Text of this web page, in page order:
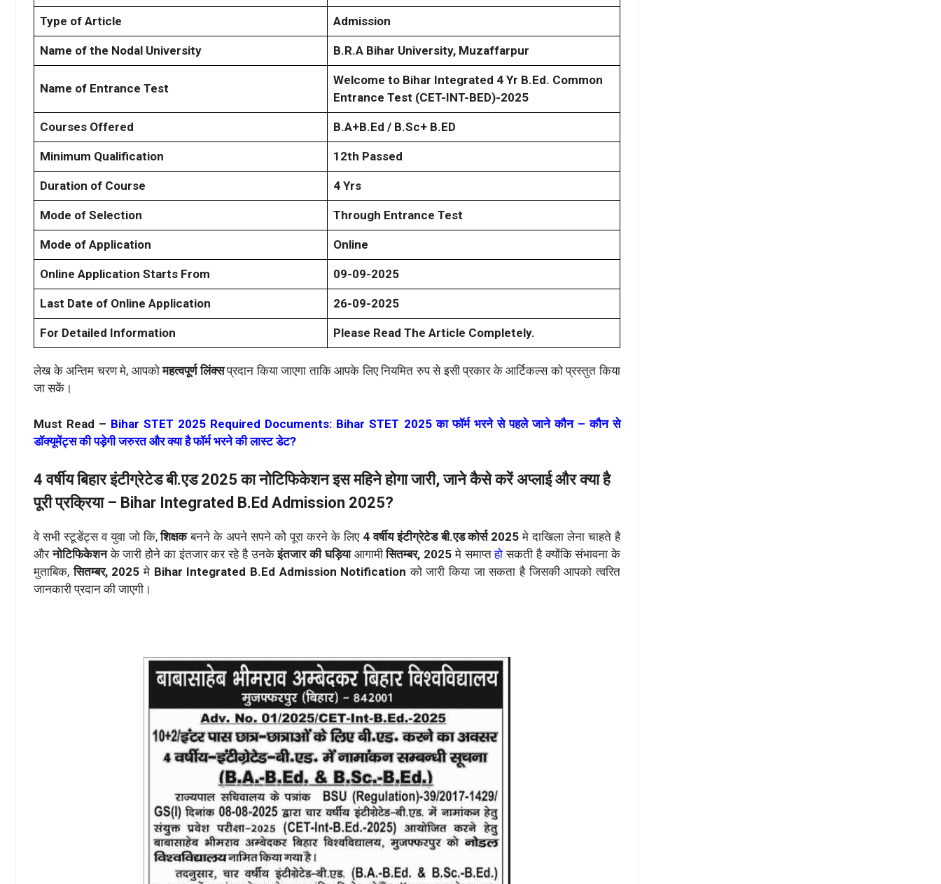
Type of Article Admission
Name of the Nodal University B.R.A Bihar University, Muzaffarpur
Name of Entrance Test
Welcome to Bihar Integrated 4 Yr B.Ed. Common
Entrance Test (CET-INT-BED)-2025
Courses Offered B.A+B.Ed / B.Sc+ B.ED
Minimum Qualification 12th Passed
Duration of Course 4 Yrs
Mode of Selection Through Entrance Test
Mode of Application Online
Online Application Starts From 09-09-2025
Last Date of Online Application 26-09-2025
For Detailed Information Please Read The Article Completely.
लेख के अन्तिम चरण मे, आपकोमहत्वपूर्ण लिंक्सप्रदान किया जाएगा ताकि आपके लिए नियमित रुप से इसी प्रकार के आर्टिकल्स को प्रस्तुत किया
जा सकें।
Must Read – Bihar STET 2025 Required Documents: Bihar STET 2025 का फॉर्म भरने से पहले जाने कौन – कौन से
डॉक्यूमेंट्स की पड़ेगी जरुरत और क्या है फॉर्म भरने की लास्ट डेट?
4 वर्षीय बिहार इंटीग्रेटेड बी.एड 2025 का नोटिफिकेशन इस महिने होगा जारी, जाने कैसे करें अप्लाई और क्या है
पूरी प्रक्रिया – Bihar Integrated B.Ed Admission 2025?
वे सभी स्टूडेंट्स व युवा जो कि,शिक्षकबनने के अपने सपने कोे पूरा करने के लिए 4 वर्षीय इंटीग्रेटेड बी.एड कोर्स 2025मे दाखिला लेना चाहते है
औरनोटिफिकेशनके जारी होेने का इंतजार कर रहे है उनकेइंतजार की घड़ियाआगामीसितम्बर, 2025मे समाप्तहो सकती है क्योंकि संभावना के
मुताबिक,सितम्बर, 2025मे Bihar Integrated B.Ed Admission Notification को जारी किया जा सकता है जिसकी आपको त्वरित
जानकारी प्रदान की जाएगी।